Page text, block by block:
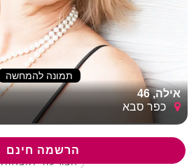
תמונה להמחשה
אילה, 46
כפר סבא
הצג עוד תוצאות
הרשמה חינם